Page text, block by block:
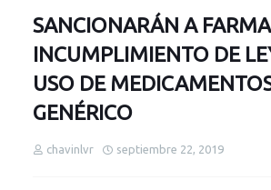
SANCIONARÁN A
INCUMPLIMIENTO DE
USO DE
GENÉRICO
chavinlvr septiembre 22, 2019